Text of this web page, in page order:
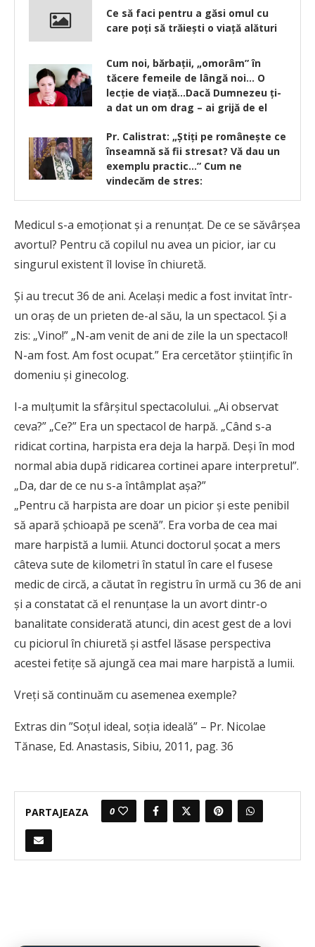
Ce să faci pentru a găsi omul cu
care poți să trăiești o viață alături
Cum noi, bărbații, „omorâm” în
tăcere femeile de lângă noi… O
lecție de viață…Dacă Dumnezeu ți-
a dat un om drag – ai grijă de el
Pr. Calistrat: „Ştiți pe româneşte ce
înseamnă să fii stresat? Vă dau un
exemplu practic…” Cum ne
vindecăm de stres:
Medicul s-a emoţionat şi a renunţat. De ce se săvârşea
avortul? Pentru că copilul nu avea un picior, iar cu
singurul existent îl lovise în chiuretă.
Şi au trecut 36 de ani. Acelaşi medic a fost invitat într-
un oraş de un prieten de-al său, la un spectacol. Şi a
zis: „Vino!” „N-am venit de ani de zile la un spectacol!
N-am fost. Am fost ocupat.” Era cercetător ştiinţific în
domeniu şi ginecolog.
I-a mulţumit la sfârşitul spectacolului. „Ai observat
ceva?” „Ce?” Era un spectacol de harpă. „Când s-a
ridicat cortina, harpista era deja la harpă. Deşi în mod
normal abia după ridicarea cortinei apare interpretul”.
„Da, dar de ce nu s-a întâmplat aşa?”
„Pentru că harpista are doar un picior şi este penibil
să apară şchioapă pe scenă”. Era vorba de cea mai
mare harpistă a lumii. Atunci doctorul şocat a mers
câteva sute de kilometri în statul în care el fusese
medic de circă, a căutat în registru în urmă cu 36 de ani
şi a constatat că el renunţase la un avort dintr-o
banalitate considerată atunci, din acest gest de a lovi
cu piciorul în chiuretă şi astfel lăsase perspectiva
acestei fetiţe să ajungă cea mai mare harpistă a lumii.
Vreţi să continuăm cu asemenea exemple?
Extras din ”Soțul ideal, soția ideală” – Pr. Nicolae
Tănase, Ed. Anastasis, Sibiu, 2011, pag. 36
PARTAJEAZA 0